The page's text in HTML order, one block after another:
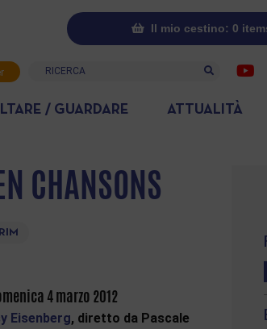
Il mio cestino: 0
Ricerca
/ GUARDARE ATTUALITÀ
CHANSONS
4 marzo 2012
Eisenberg, diretto da Pascale